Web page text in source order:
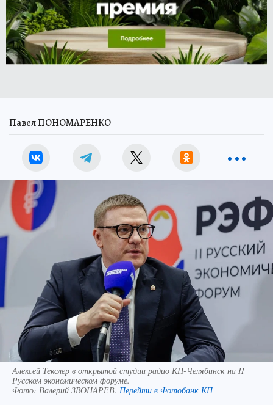
Павел ПОНОМАРЕНКО
Алексей Текслер в открытой студии радио КП-Челябинск на II
Русском экономическом форуме.
Фото: Валерий ЗВОНАРЕВ. Перейти в Фотобанк КП